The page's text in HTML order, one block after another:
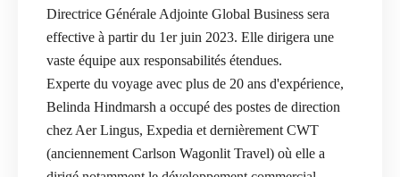
Directrice Générale Adjointe Global Business sera
effective à partir du 1er juin 2023. Elle dirigera une
vaste équipe aux responsabilités étendues.
Experte du voyage avec plus de 20 ans d'expérience,
Belinda Hindmarsh a occupé des postes de direction
chez Aer Lingus, Expedia et dernièrement CWT
(anciennement Carlson Wagonlit Travel) où elle a